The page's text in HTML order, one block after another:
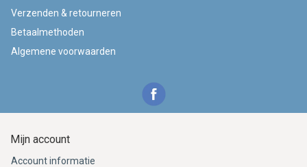
Verzenden & retourneren
Betaalmethoden
Algemene voorwaarden
Mijn account
Account informatie